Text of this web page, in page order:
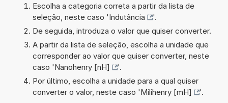
Escolha a categoria correta a partir da lista de
seleção, neste caso 'Indutância
'.
De seguida, introduza o valor que quiser converter.
A partir da lista de seleção, escolha a unidade que
corresponder ao valor que quiser converter, neste
caso 'Nanohenry [nH]
'.
Por último, escolha a unidade para a qual quiser
converter o valor, neste caso 'Milihenry [mH] '.